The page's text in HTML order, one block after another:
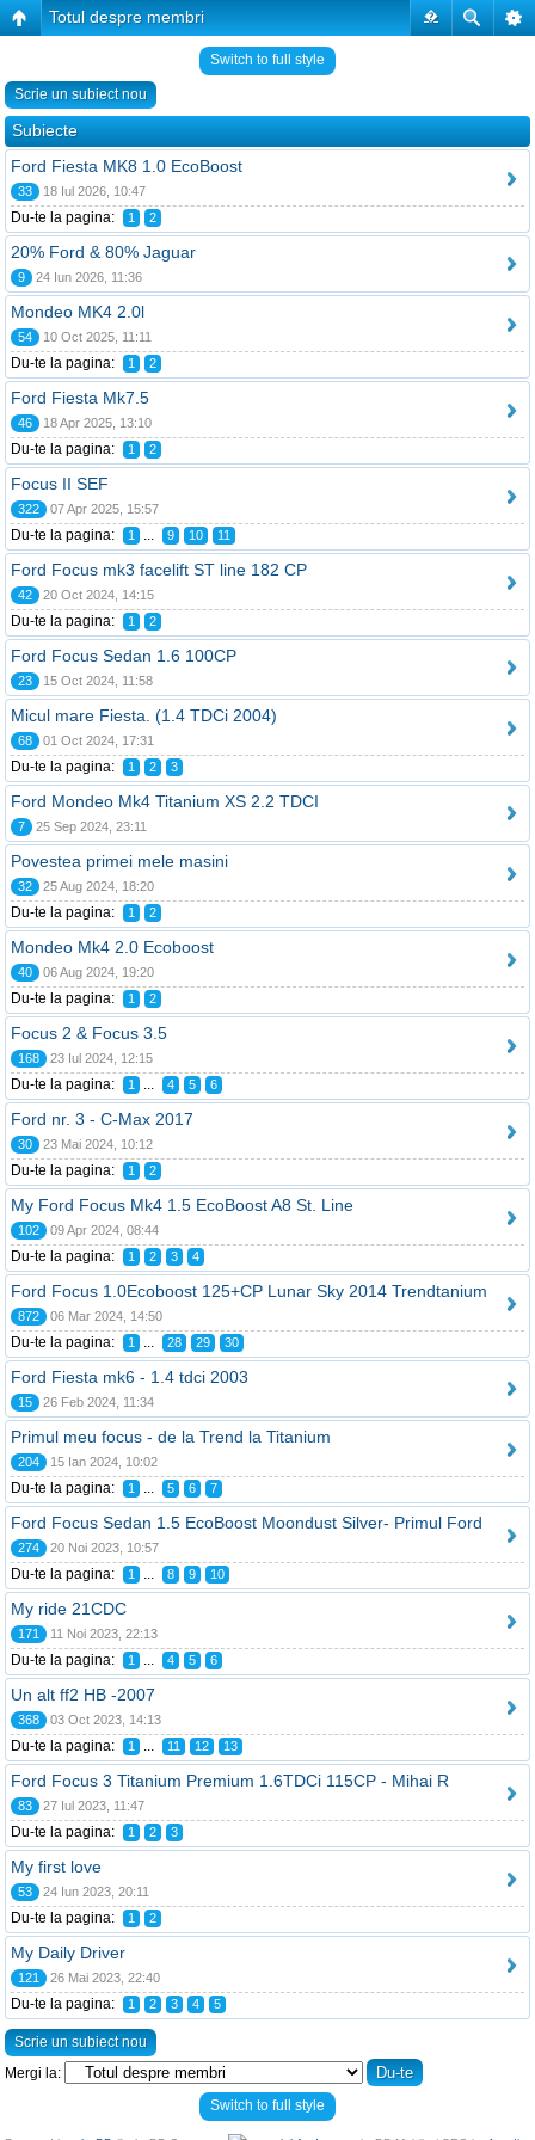
�
Totul despre membri
Switch to full style
Scrie un subiect nou
Subiecte
Ford Fiesta MK8 1.0 EcoBoost
33 18 Iul 2026, 10:47
Du-te la pagina: 1 2
20% Ford & 80% Jaguar
9 24 Iun 2026, 11:36
Mondeo MK4 2.0l
54 10 Oct 2025, 11:11
Du-te la pagina: 1 2
Ford Fiesta Mk7.5
46 18 Apr 2025, 13:10
Du-te la pagina: 1 2
Focus II SEF
322 07 Apr 2025, 15:57
Du-te la pagina: 1 ... 9 10 11
Ford Focus mk3 facelift ST line 182 CP
42 20 Oct 2024, 14:15
Du-te la pagina: 1 2
Ford Focus Sedan 1.6 100CP
23 15 Oct 2024, 11:58
Micul mare Fiesta. (1.4 TDCi 2004)
68 01 Oct 2024, 17:31
Du-te la pagina: 1 2 3
Ford Mondeo Mk4 Titanium XS 2.2 TDCI
7 25 Sep 2024, 23:11
Povestea primei mele masini
32 25 Aug 2024, 18:20
Du-te la pagina: 1 2
Mondeo Mk4 2.0 Ecoboost
40 06 Aug 2024, 19:20
Du-te la pagina: 1 2
Focus 2 & Focus 3.5
168 23 Iul 2024, 12:15
Du-te la pagina: 1 ... 4 5 6
Ford nr. 3 - C-Max 2017
30 23 Mai 2024, 10:12
Du-te la pagina: 1 2
My Ford Focus Mk4 1.5 EcoBoost A8 St. Line
102 09 Apr 2024, 08:44
Du-te la pagina: 1 2 3 4
Ford Focus 1.0Ecoboost 125+CP Lunar Sky 2014 Trendtanium
872 06 Mar 2024, 14:50
Du-te la pagina: 1 ... 28 29 30
Ford Fiesta mk6 - 1.4 tdci 2003
15 26 Feb 2024, 11:34
Primul meu focus - de la Trend la Titanium
204 15 Ian 2024, 10:02
Du-te la pagina: 1 ... 5 6 7
Ford Focus Sedan 1.5 EcoBoost Moondust Silver- Primul Ford
274 20 Noi 2023, 10:57
Du-te la pagina: 1 ... 8 9 10
My ride 21CDC
171 11 Noi 2023, 22:13
Du-te la pagina: 1 ... 4 5 6
Un alt ff2 HB -2007
368 03 Oct 2023, 14:13
Du-te la pagina: 1 ... 11 12 13
Ford Focus 3 Titanium Premium 1.6TDCi 115CP - Mihai R
83 27 Iul 2023, 11:47
Du-te la pagina: 1 2 3
My first love
53 24 Iun 2023, 20:11
Du-te la pagina: 1 2
My Daily Driver
121 26 Mai 2023, 22:40
Du-te la pagina: 1 2 3 4 5
Scrie un subiect nou
Mergi la:
Switch to full style